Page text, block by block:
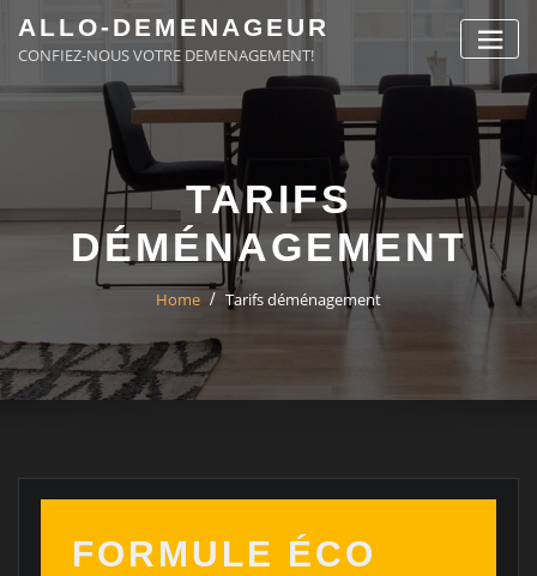
content
ALLO-DEMENAGEUR
CONFIEZ-NOUS VOTRE DEMENAGEMENT!
TARIFS
DÉMÉNAGEMENT
Home Tarifs déménagement
FORMULE ÉCO